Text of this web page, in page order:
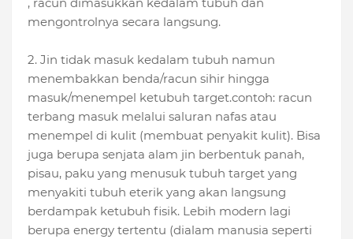
, racun dimasukkan kedalam tubuh dan
mengontrolnya secara langsung.
2. Jin tidak masuk kedalam tubuh namun
menembakkan benda/racun sihir hingga
masuk/menempel ketubuh target.contoh: racun
terbang masuk melalui saluran nafas atau
menempel di kulit (membuat penyakit kulit). Bisa
juga berupa senjata alam jin berbentuk panah,
pisau, paku yang menusuk tubuh target yang
menyakiti tubuh eterik yang akan langsung
berdampak ketubuh fisik. Lebih modern lagi
berupa energy tertentu (dialam manusia seperti